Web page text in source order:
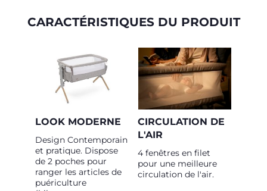
CARACTÉRISTIQUES DU PRODUIT
LOOK MODERNE
Design Contemporain
et pratique. Dispose
de 2 poches pour
ranger les articles de
puériculture
CIRCULATION DE
L'AIR
4 fenêtres en filet
pour une meilleure
circulation de l'air.